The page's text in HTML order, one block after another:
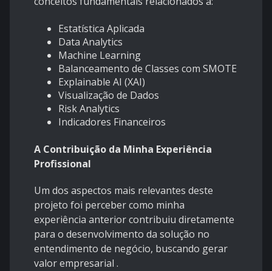
Estatística Aplicada
Data Analytics
Machine Learning
Balanceamento de Classes com SMOTE
Explainable AI (XAI)
Visualização de Dados
Risk Analytics
Indicadores Financeiros
A Contribuição da Minha Experiência
Profissional
Um dos aspectos mais relevantes deste
projeto foi perceber como minha
experiência anterior contribuiu diretamente
para o desenvolvimento da solução no
entendimento de negócio, buscando gerar
valor empresarial .